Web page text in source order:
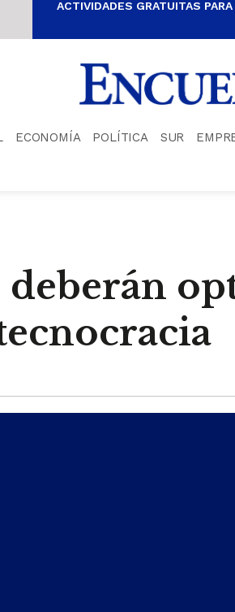
ACTIVIDADES GRATUITAS
ECONOMÍA POLÍTICA SUR
deberán